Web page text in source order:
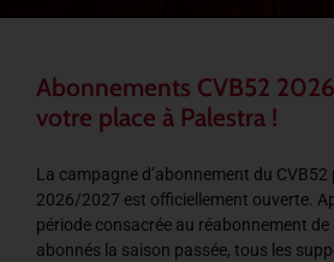
Abonnements CVB52
votre place à Palestra !
La campagne d’abonnement du
2026/2027 est officiellement ouverte.
période consacrée au réabonnement
abonnés la saison passée, tous les